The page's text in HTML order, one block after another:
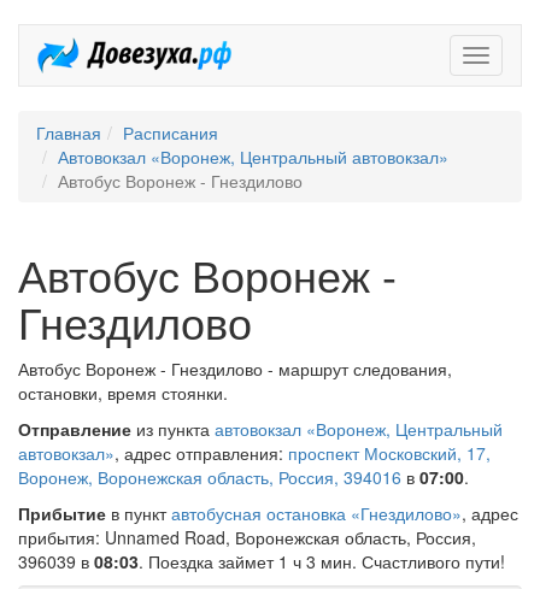
Главная
Расписания
Автовокзал «Воронеж, Центральный автовокзал»
Автобус Воронеж - Гнездилово
Автобус Воронеж -
Гнездилово
Автобус Воронеж - Гнездилово - маршрут следования,
остановки, время стоянки.
Отправление из пункта автовокзал «Воронеж, Центральный
автовокзал», адрес отправления: проспект Московский, 17,
Воронеж, Воронежская область, Россия, 394016 в 07:00.
Прибытие в пунктавтобусная остановка «Гнездилово», адрес
прибытия: Unnamed Road, Воронежская область, Россия,
396039 в 08:03. Поездка займет 1 ч 3 мин. Счастливого пути!